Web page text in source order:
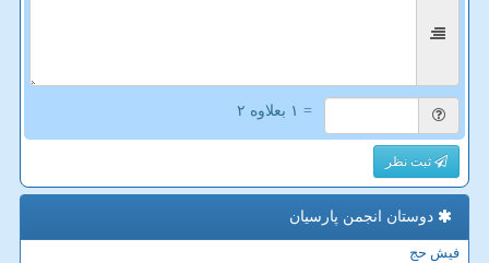
= ۱ بعلاوه ۲
ثبت نظر
دوستان انجمن پارسیان
فیش حج